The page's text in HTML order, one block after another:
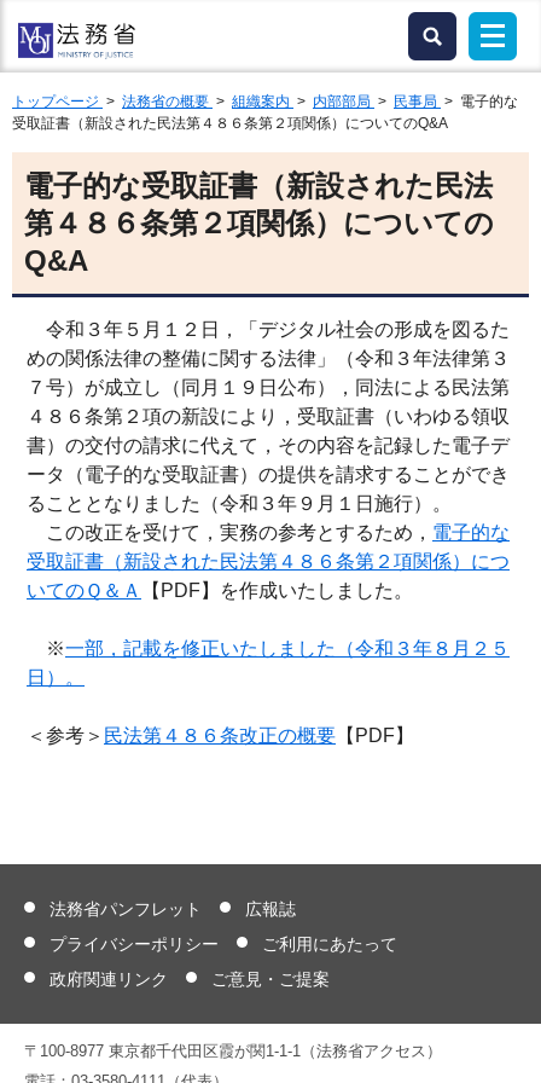
トップページ > 法務省の概要 > 組織案内 > 内部部局 > 民事局 > 電子的な
受取証書（新設された民法第４８６条第２項関係）についてのQ&A
電子的な受取証書（新設された民法
第４８６条第２項関係）についての
Q&A
令和３年５月１２日，「デジタル社会の形成を図るた
めの関係法律の整備に関する法律」（令和３年法律第３
７号）が成立し（同月１９日公布），同法による民法第
４８６条第２項の新設により，受取証書（いわゆる領収
書）の交付の請求に代えて，その内容を記録した電子デ
ータ（電子的な受取証書）の提供を請求することができ
ることとなりました（令和３年９月１日施行）。
この改正を受けて，実務の参考とするため， 電子的な
受取証書（新設された民法第４８６条第２項関係）につ
いてのＱ＆Ａ
【PDF】を作成いたしました。
※一部，記載を修正いたしました（令和３年８月２５
日）。
＜参考＞ 民法第４８６条改正の概要 【PDF】
法務省パンフレット
広報誌
プライバシーポリシー
ご利用にあたって
政府関連リンク
ご意見・ご提案
〒100-8977 東京都千代田区霞が関1-1-1（法務省アクセス）